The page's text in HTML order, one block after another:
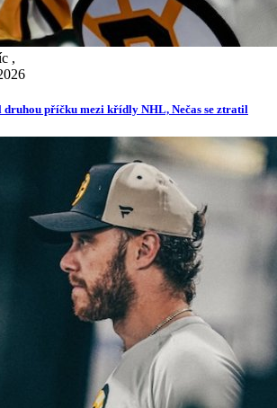
,
druhou příčku mezi křídly NHL, Nečas se ztratil